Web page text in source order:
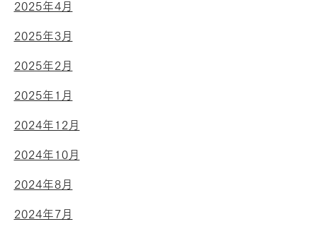
2025年4月
2025年3月
2025年2月
2025年1月
2024年12月
2024年10月
2024年8月
2024年7月